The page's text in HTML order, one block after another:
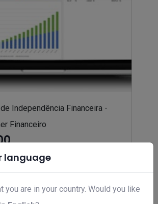
language
you are in your country. Would you like
Independência Financeira -
Financeiro